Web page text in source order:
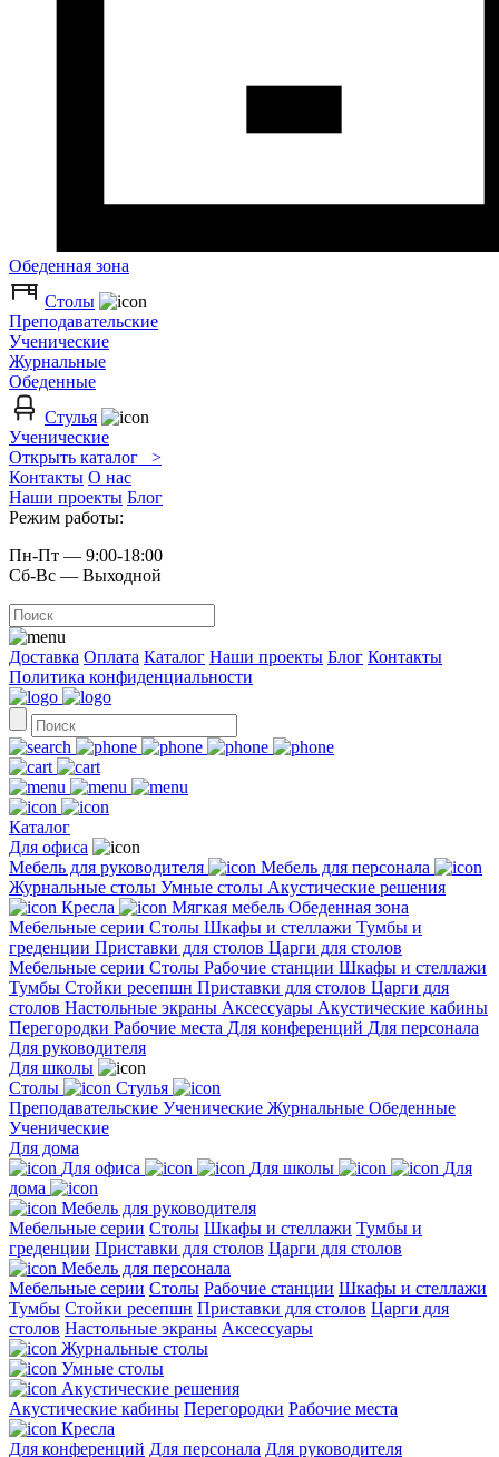
Обеденная зона
Столы
Преподавательские
Ученические
Журнальные
Обеденные
Стулья
Ученические
Открыть каталог >
Контакты О нас
Наши проекты Блог
Режим работы:
Пн-Пт — 9:00-18:00
Сб-Вс — Выходной
Доставка Оплата Каталог Наши проекты Блог Контакты
Политика конфиденциальности
Каталог
Для офиса
Мебель для руководителя
Мебель для персонала
Журнальные столы Умные столы Акустические решения
Кресла
Мягкая мебель Обеденная зона
Мебельные серии Столы Шкафы и стеллажи Тумбы и
греденции Приставки для столов Царги для столов
Мебельные серии Столы Рабочие станции Шкафы и стеллажи
Тумбы Стойки ресепшн Приставки для столов Царги для
столов Настольные экраны Аксессуары Акустические кабины
Перегородки Рабочие места Для конференций Для персонала
Для руководителя
Для школы
Столы
Стулья
Преподавательские Ученические Журнальные Обеденные
Ученические
Для дома
Для офиса
Для школы
Для
дома
Мебель для руководителя
Мебельные серии Столы Шкафы и стеллажи Тумбы и
греденции Приставки для столов Царги для столов
Мебель для персонала
Мебельные серии Столы Рабочие станции Шкафы и стеллажи
Тумбы Стойки ресепшн Приставки для столов Царги для
столов Настольные экраны Аксессуары
Журнальные столы
Умные столы
Акустические решения
Акустические кабины Перегородки Рабочие места
Кресла
Для конференций Для персонала Для руководителя